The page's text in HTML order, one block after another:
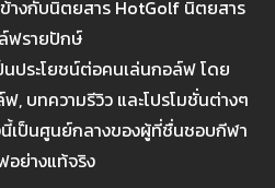
างกับนิตยสาร HotGolf นิตยสาร
ฟรายปักษ์
ประโยชน์ต่อคนเล่นกอล์ฟ โดย
, บทความรีวิว และโปรโมชั่นต่างๆ
นี้เป็นศูนย์กลางของผู้ที่ชื่นชอบกีฬา
ย่างแท้จริง